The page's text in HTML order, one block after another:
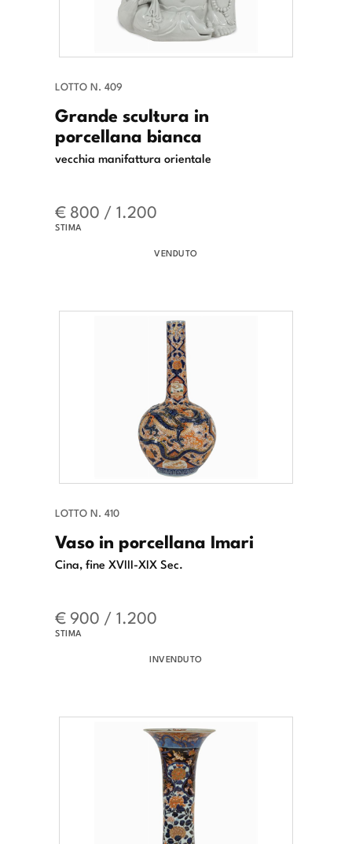
LOTTO N. 409
Grande scultura in
porcellana bianca
vecchia manifattura orientale
€ 800 / 1.200
STIMA
VENDUTO
LOTTO N. 410
Vaso in porcellana Imari
Cina, fine XVIII-XIX Sec.
€ 900 / 1.200
STIMA
INVENDUTO